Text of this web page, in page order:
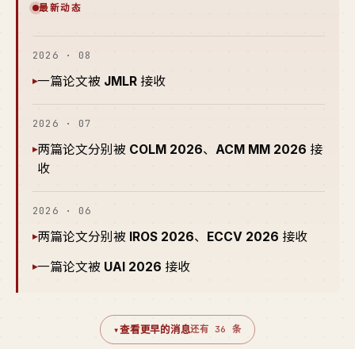
最新动态
2026 · 08
▸一篇论文被 JMLR 接收
2026 · 07
▸两篇论文分别被 COLM 2026、 ACM MM 2026 接
收
2026 · 06
▸两篇论文分别被 IROS 2026、 ECCV 2026 接收
▸一篇论文被 UAI 2026 接收
▾查看更早的消息还有 36 条